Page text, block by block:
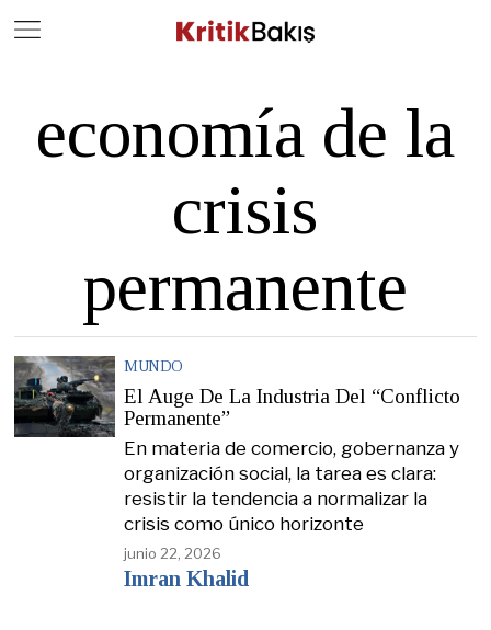
economía de la
crisis
permanente
MUNDO
El Auge De La Industria Del “Conflicto
Permanente”
En materia de comercio, gobernanza y
organización social, la tarea es clara:
resistir la tendencia a normalizar la
crisis como único horizonte
junio 22, 2026
Imran Khalid